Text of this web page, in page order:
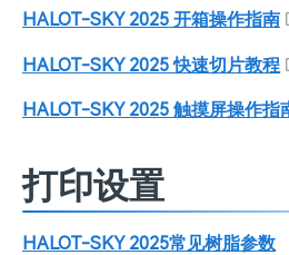
HALOT-SKY 2025 开箱操作指南
HALOT-SKY 2025 快速切片教程
HALOT-SKY 2025 触摸屏操作指
打印设置
HALOT-SKY 2025常见树脂参数